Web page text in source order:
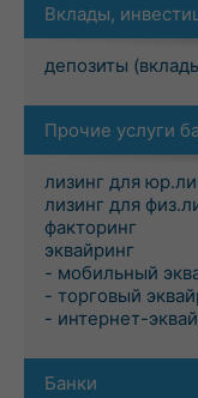
Вклады,
депозиты
Прочие услуги
лизинг для
лизинг для
факторинг
эквайринг
- мобильный
- торговый
- интернет-
Банки